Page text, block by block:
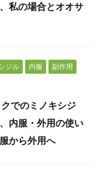
私の場合とオオサ
ジル 内服
副作用
でのミノキシジ
内服・外用の使い
から外用へ